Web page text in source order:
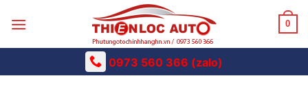
0
0973 560 366 (zalo)